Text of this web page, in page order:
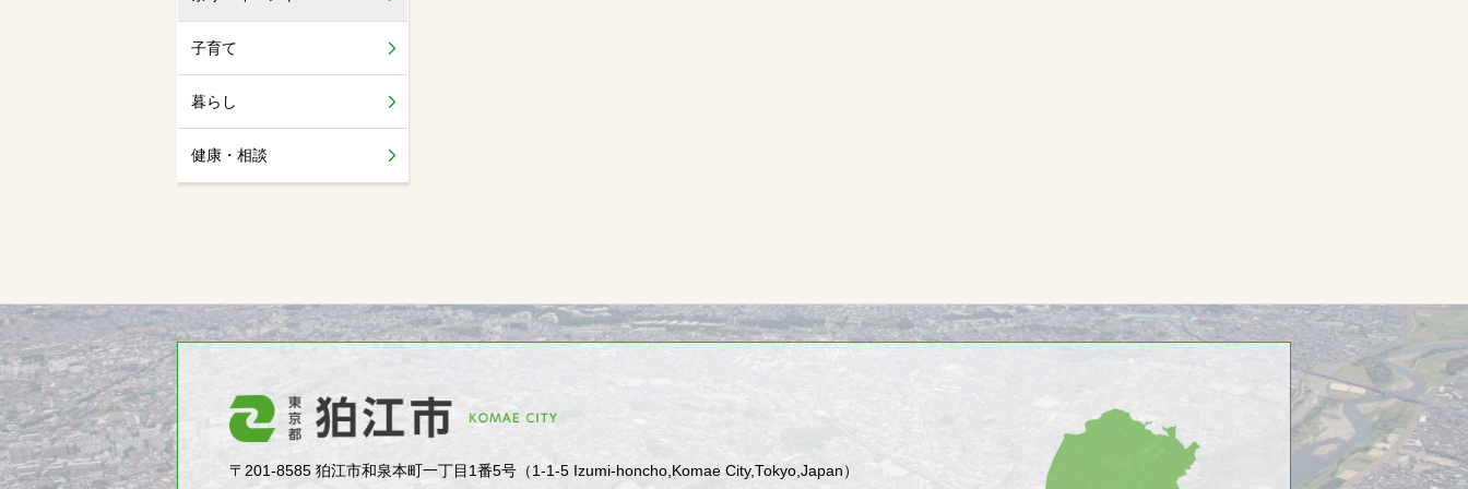
子育て
暮らし
健康・相談
〒201-8585 狛江市和泉本町一丁目1番5号（1-1-5 Izumi-honcho,Komae City,Tokyo,Japan）